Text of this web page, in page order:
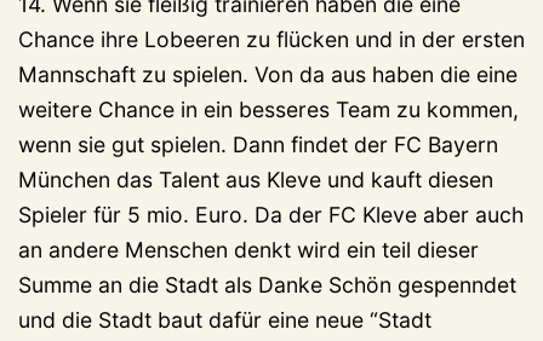
Chance ihre Lobeeren zu flücken und in der ersten
Mannschaft zu spielen. Von da aus haben die eine
weitere Chance in ein besseres Team zu kommen,
wenn sie gut spielen. Dann findet der FC Bayern
München das Talent aus Kleve und kauft diesen
Spieler für 5 mio. Euro. Da der FC Kleve aber auch
an andere Menschen denkt wird ein teil dieser
Summe an die Stadt als Danke Schön gespenndet
und die Stadt baut dafür eine neue “Stadt